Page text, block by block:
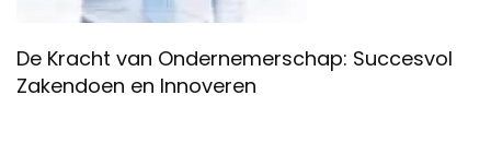
De Kracht van Ondernemerschap: Succesvol
Zakendoen en Innoveren